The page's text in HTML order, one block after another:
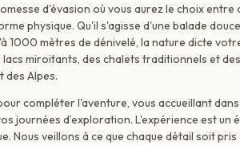
d'évasion où vous aurez le choix
physique. Qu'il s'agisse d'une balade
1000 mètres de dénivelé, la nature dicte
miroitants, des chalets traditionnels et
Alpes.
compléter l'aventure, vous accueillant
journées d’exploration. L'expérience est
Nous veillons à ce que chaque détail soit